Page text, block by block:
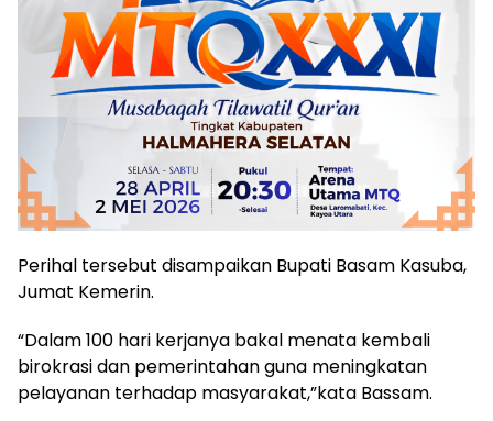
Perihal tersebut disampaikan Bupati Basam Kasuba,
Jumat Kemerin.
“Dalam 100 hari kerjanya bakal menata kembali
birokrasi dan pemerintahan guna meningkatan
pelayanan terhadap masyarakat,”kata Bassam.